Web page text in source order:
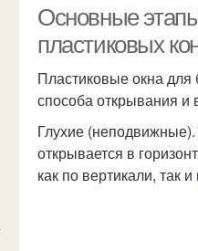
Основные
пластиковых
Пластиковые окна
способа открывания
Глухие
открывается в
как по вертикали, так